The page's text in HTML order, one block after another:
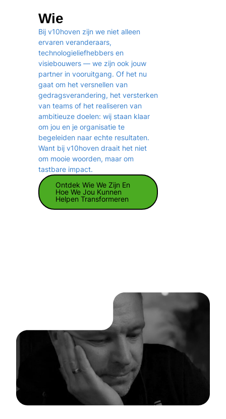
Wie
Bij v10hoven zijn we niet alleen
ervaren veranderaars,
technologieliefhebbers en
visiebouwers — we zijn ook jouw
partner in vooruitgang. Of het nu
gaat om het versnellen van
gedragsverandering, het versterken
van teams of het realiseren van
ambitieuze doelen: wij staan klaar
om jou en je organisatie te
begeleiden naar echte resultaten.
Want bij v10hoven draait het niet
om mooie woorden, maar om
tastbare impact.
Ontdek Wie We Zijn En
Hoe We Jou Kunnen
Helpen Transformeren